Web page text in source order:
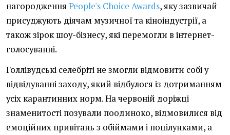
нагородження People's Choice Awards, яку зазвичай
присуджують діячам музичної та кіноіндустрії, а
також зірок шоу-бізнесу, які перемогли в інтернет-
голосуванні.
Голлівудські селебріті не змогли відмовити собі у
відвідуванні заходу, який відбулося із дотриманням
усіх карантинних норм. На червоній доріжці
знаменитості позували поодиноко, відмовилися від
емоційних привітань з обіймами і поцілунками, а